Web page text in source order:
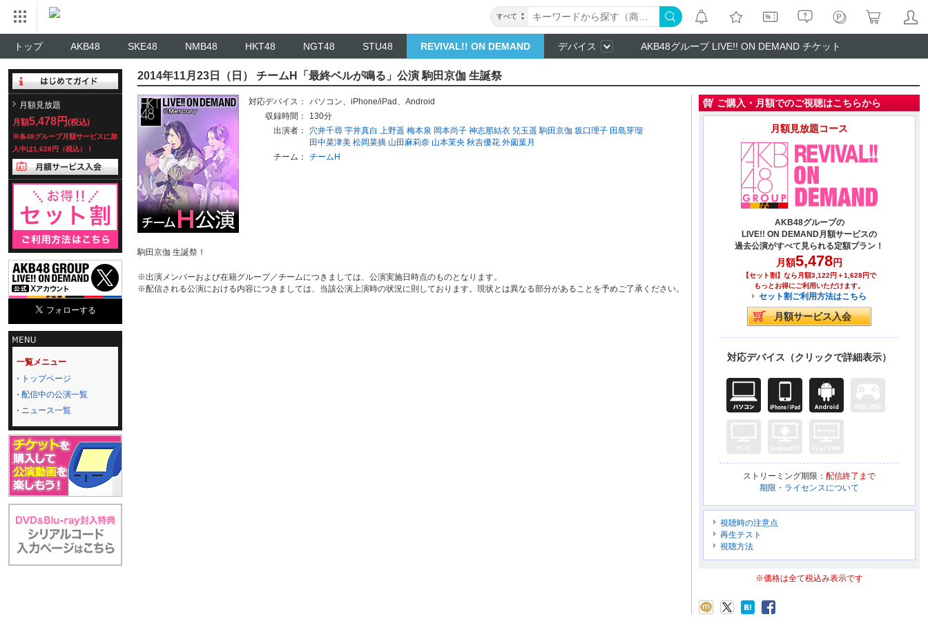
すべて
トップ AKB48 SKE48 NMB48 HKT48 NGT48 STU48 REVIVAL!! ON DEMAND デバイス AKB48グループ LIVE!! ON DEMAND チケット
月額見放題
月額5,478円 (税込)
※各48グループ月額サービスに加
入中は1,628円（税込）！
一覧メニュー
トップページ
配信中の公演一覧
ニュース一覧
2014年11月23日（日） チームH「最終ベルが鳴る」公演 駒田京伽 生誕祭
対応デバイス： パソコン、 iPhone/iPad 、 Android
収録時間：
130分
出演者：
穴井千尋 宇井真白 上野遥 梅本泉 岡本尚子 神志那結衣 兒玉遥 駒田京伽 坂口理子 田島芽瑠
田中菜津美 松岡菜摘 山田麻莉奈 山本茉央 秋吉優花 外薗葉月
チーム：
チームH
駒田京伽 生誕祭！
※出演メンバーおよび在籍グループ／チームにつきましては、公演実施日時点のものとなります。
※配信される公演における内容につきましては、当該公演上演時の状況に則しております。現状とは異なる部分があることを予めご了承ください。
ご購入・月額でのご視聴はこちらから
月額見放題コース
AKB48グループの
LIVE!! ON DEMAND月額サービスの
過去公演がすべて見られる定額プラン！
月額5,478円
【セット割】なら月額3,122円＋1,628円で
もっとお得にご利用いただけます。
セット割ご利用方法はこちら
対応デバイス（クリックで詳細表示）
ストリーミング期限： 配信終了まで
期限・ライセンスについて
視聴時の注意点
再生テスト
視聴方法
※価格は全て税込み表示です